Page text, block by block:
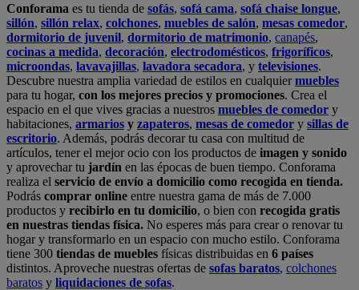
Conforama es tu tienda de sofás, sofá cama, sofá chaise longue,
sillón, sillón relax, colchones, muebles de salón, mesas comedor,
dormitorio de juvenil, dormitorio de matrimonio, canapés,
cocinas a medida, decoración, electrodomésticos, frigoríficos,
microondas, lavavajillas, lavadora secadora, y televisiones.
Descubre nuestra amplia variedad de estilos en cualquiermuebles
para tu hogar, con los mejores precios y promociones. Crea el
espacio en el que vives gracias a nuestros muebles de comedor y
habitaciones, armarios y zapateros, mesas de comedor y sillas de
escritorio. Además, podrás decorar tu casa con multitud de
artículos, tener el mejor ocio con los productos de imagen y sonido
y aprovechar tu jardín en las épocas de buen tiempo. Conforama
realiza el servicio de envío a domicilio como recogida en tienda.
Podrás comprar online entre nuestra gama de más de 7.000
productos y recibirlo en tu domicilio, o bien con recogida gratis
en nuestras tiendas física. No esperes más para crear o renovar tu
hogar y transformarlo en un espacio con mucho estilo. Conforama
tiene 300 tiendas de muebles físicas distribuidas en 6 países
distintos. Aproveche nuestras ofertas de sofas baratos, colchones
baratos y liquidaciones de sofas.